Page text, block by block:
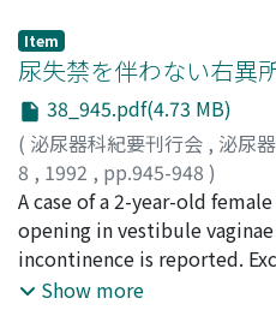
necrosis, but tumor
necrotic change.
filling defect with a round
lower ureter. Urine cytology
cells. No bladder tumor
examination. Under the
ureteral tumor, right total
performed. The gross
cm, polypoid,
tumor. The pathological
carcinoma with inverted
than G1. Malignant tumor
Item
尿失禁を伴わない右異
38_945.pdf(4.73 MB)
( 泌尿器科紀要刊行会 , 泌尿
8 , 1992 , pp.945-948 )
吉岡, 優;岡本, 英一;野島, 道
文彦;島田, 憲次;Yoshioka,
Nojima, Michio ;Ihara,
Fumihiko;Shimada, Kenji
A case of a 2-year-old
opening in vestibule
incontinence is reported.
mild dilatation of the upper
Show more